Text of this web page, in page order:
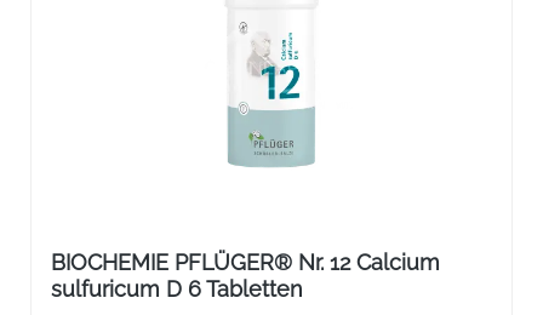
BIOCHEMIE PFLÜGER® Nr. 12 Calcium
sulfuricum D 6 Tabletten